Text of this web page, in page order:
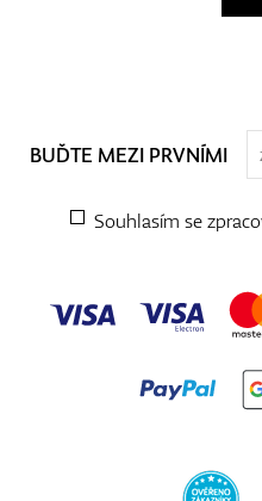
BUĎTE MEZI PRVNÍMI
Souhlasím se